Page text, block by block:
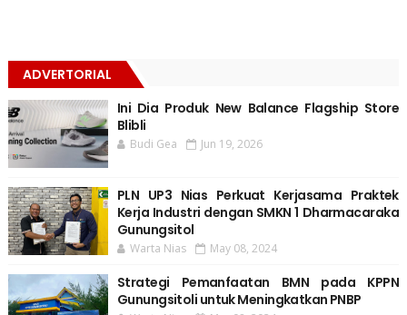
ADVERTORIAL
Ini Dia Produk New Balance Flagship Store
Blibli
Budi Gea Jun 19, 2026
PLN UP3 Nias Perkuat Kerjasama Praktek
Kerja Industri dengan SMKN 1 Dharmacaraka
Gunungsitol
Warta Nias May 08, 2024
Strategi Pemanfaatan BMN pada KPPN
Gunungsitoli untuk Meningkatkan PNBP